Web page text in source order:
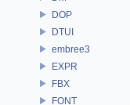
DOP
DTUI
embree3
EXPR
FBX
FONT